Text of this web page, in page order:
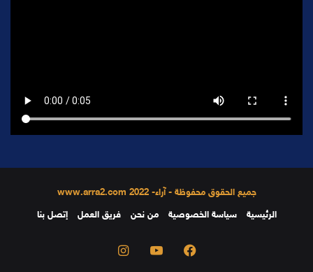
جميع الحقوق محفوظة - آراء- 2022 www.arra2.com
الرئيسية
سياسة الخصوصية من نحن فريق العمل إتصل بنا
فيسبوك يوتيوب